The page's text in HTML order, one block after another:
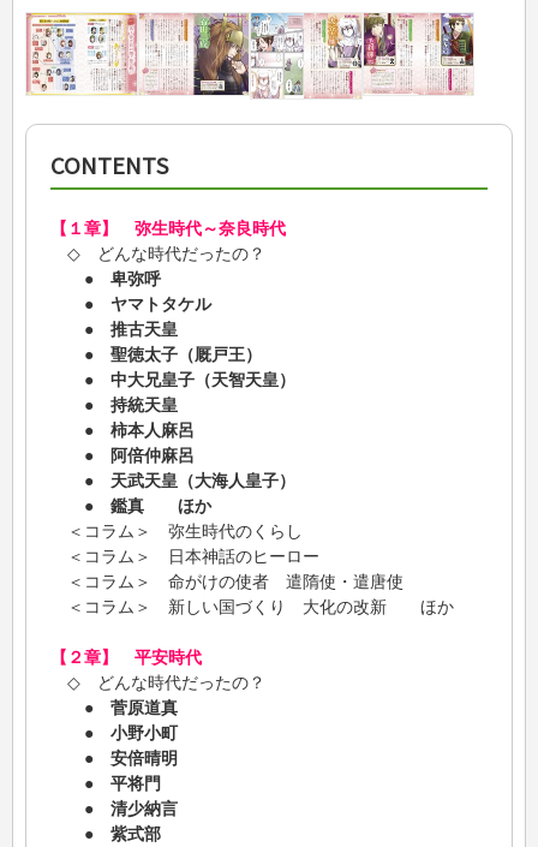
CONTENTS
【１章】 弥生時代～奈良時代
◇ どんな時代だったの？
● 卑弥呼
● ヤマトタケル
● 推古天皇
● 聖徳太子（厩戸王）
● 中大兄皇子（天智天皇）
● 持統天皇
● 柿本人麻呂
●
阿倍仲麻呂
● 天武天皇（大海人皇子）
● 鑑真 ほか
＜コラム＞ 弥生時代のくらし
＜コラム＞ 日本神話のヒーロー
＜コラム＞ 命がけの使者 遣隋使・遣唐使
＜コラム＞ 新しい国づくり 大化の改新 ほか
【２章】 平安時代
◇ どんな時代だったの？
● 菅原道真
● 小野小町
● 安倍晴明
● 平将門
● 清少納言
● 紫式部